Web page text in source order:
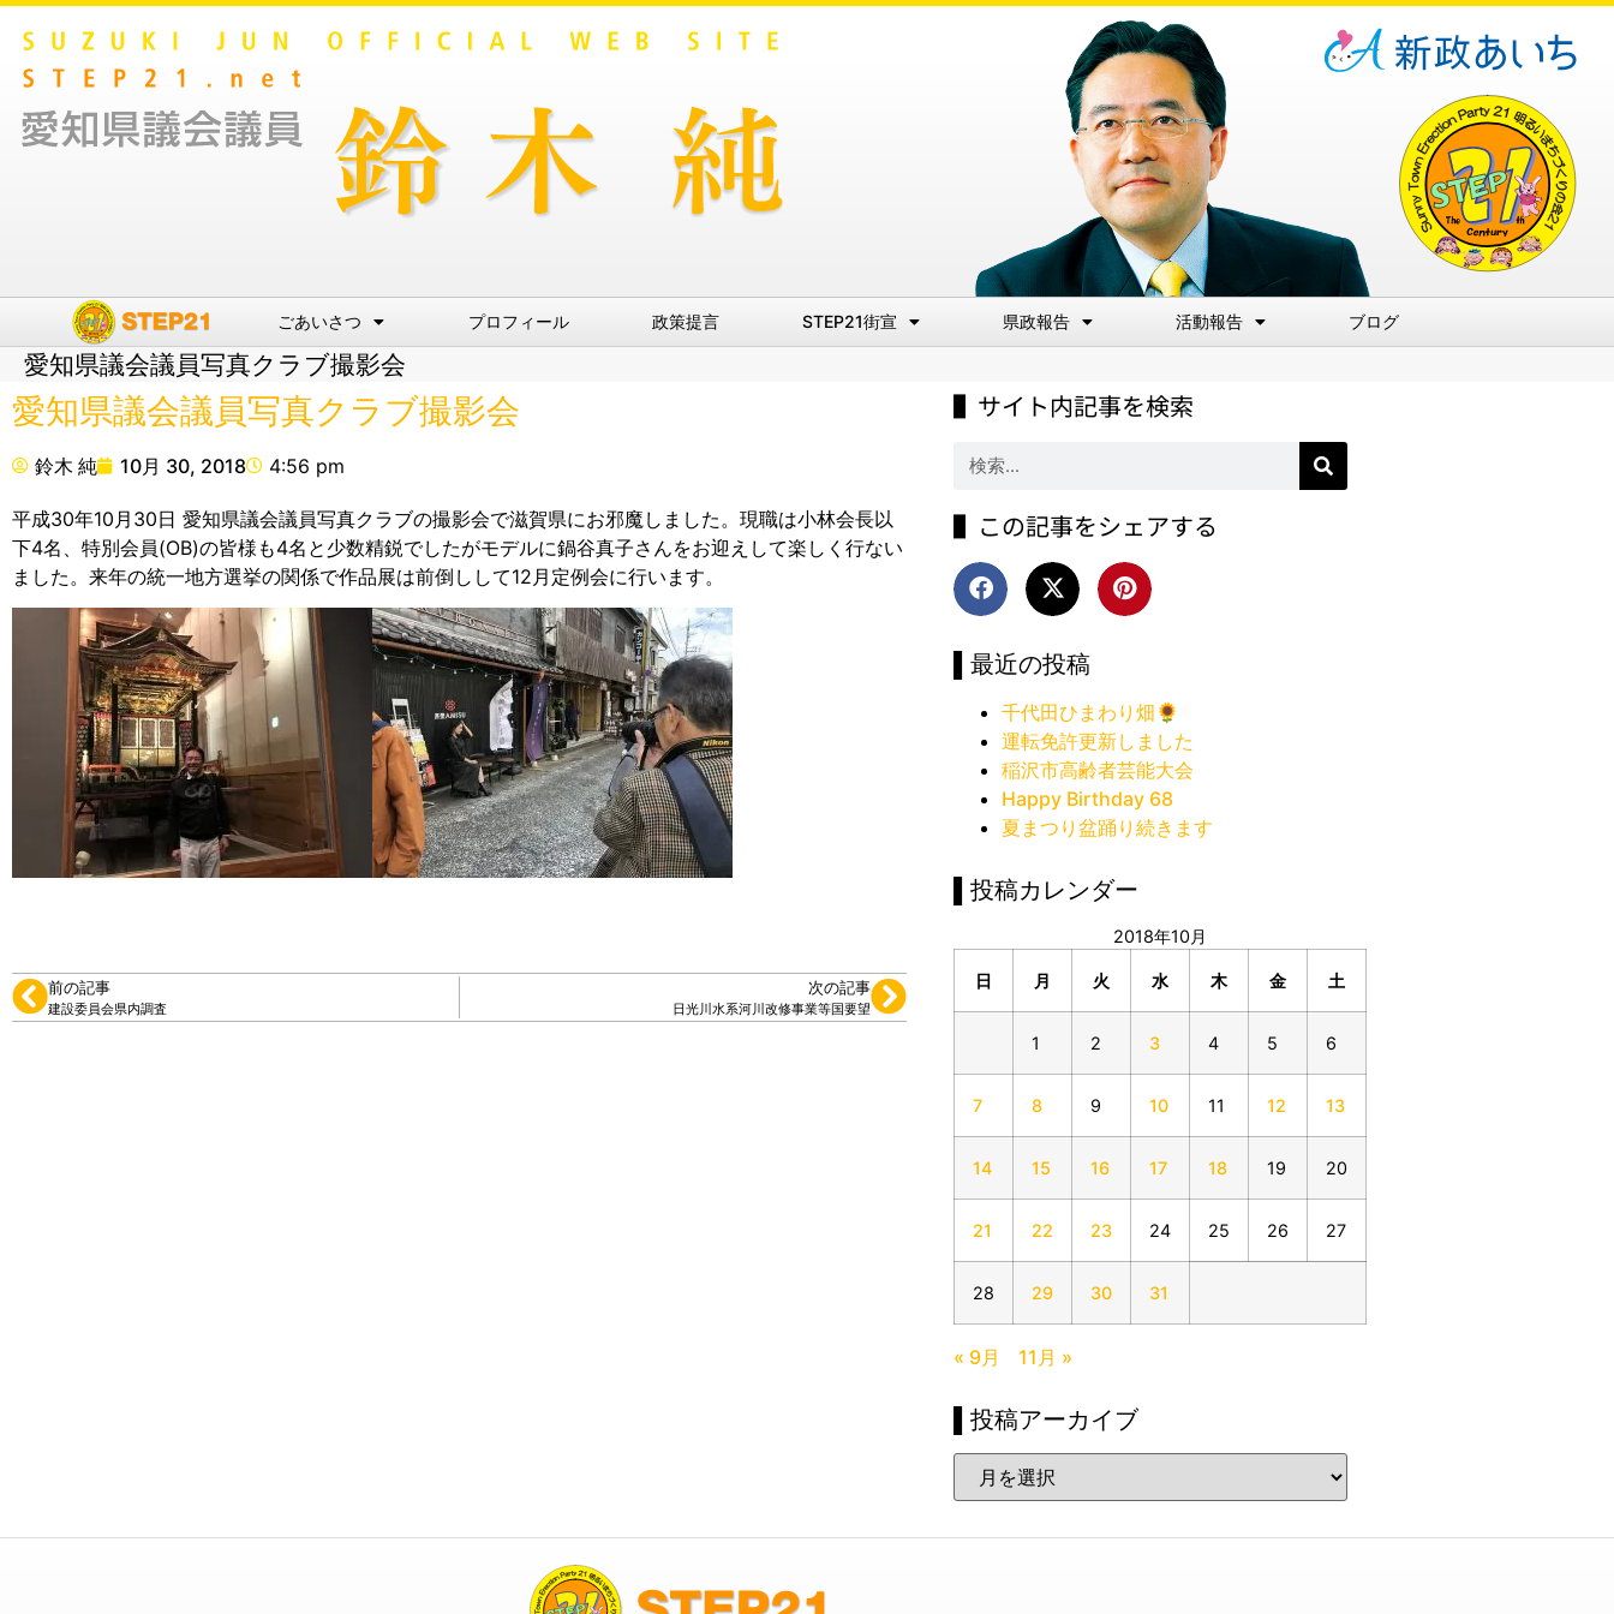
ごあいさつ プロフィール 政策提言 STEP21街宣 県政報告 活動報告 ブログ
愛知県議会議員写真クラブ撮影会
愛知県議会議員写真クラブ撮影会
鈴木 純 10月 30, 2018 4:56 pm
平成30年10月30日 愛知県議会議員写真クラブの撮影会で滋賀県にお邪魔しました。現職は小林会長以
下4名、特別会員(OB)の皆様も4名と少数精鋭でしたがモデルに鍋谷真子さんをお迎えして楽しく行ない
ました。来年の統一地方選挙の関係で作品展は前倒しして12月定例会に行います。
前の記事
建設委員会県内調査
次の記事
日光川水系河川改修事業等国要望
▌サイト内記事を検索
▌この記事をシェアする
▌最近の投稿
千代田ひまわり畑🌻
運転免許更新しました
稲沢市高齢者芸能大会
Happy Birthday 68
夏まつり盆踊り続きます
▌投稿カレンダー
2018年10月
日 月 火 水 木 金 土
1 2 3 4 5 6
7 8 9 10 11 12 13
14 15 16 17 18 19 20
21 22 23 24 25 26 27
28 29 30 31
« 9月 11月 »
▌投稿アーカイブ